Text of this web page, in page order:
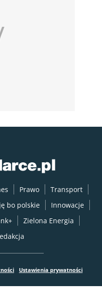
Prawo
Transport
bo polskie
Innowacje
Zielona Energia
Ustawienia prywatności